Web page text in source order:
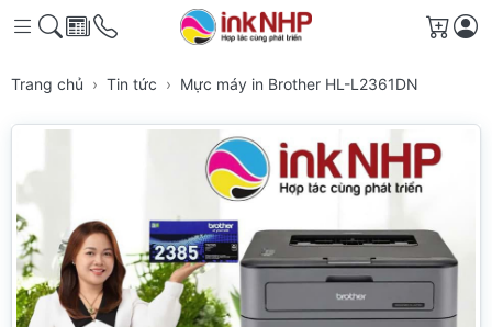
Giỏ
Trang chủ Tin tức Mực máy in Brother HL-L2361DN